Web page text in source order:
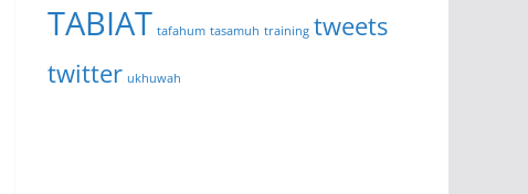
TABIAT tafahum tasamuh training tweets
twitter ukhuwah